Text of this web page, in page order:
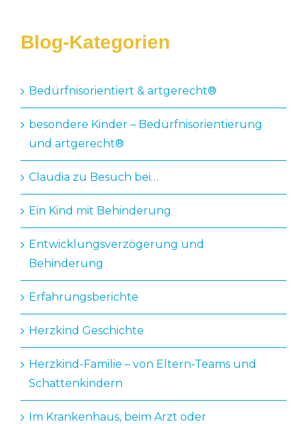
Blog-Kategorien
Bedürfnisorientiert & artgerecht®️
besondere Kinder – Bedürfnisorientierung
und artgerecht®
Claudia zu Besuch bei…
Ein Kind mit Behinderung
Entwicklungsverzögerung und
Behinderung
Erfahrungsberichte
Herzkind Geschichte
Herzkind-Familie – von Eltern-Teams und
Schattenkindern
Im Krankenhaus, beim Arzt oder